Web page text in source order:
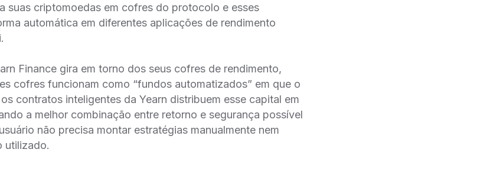
suas criptomoedas em cofres do protocolo e esses
automática em diferentes aplicações de rendimento
Finance gira em torno dos seus cofres de rendimento,
cofres funcionam como “fundos automatizados” em que o
contratos inteligentes da Yearn distribuem esse capital em
a melhor combinação entre retorno e segurança possível
não precisa montar estratégias manualmente nem
utilizado.